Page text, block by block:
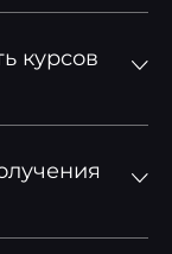
курсов